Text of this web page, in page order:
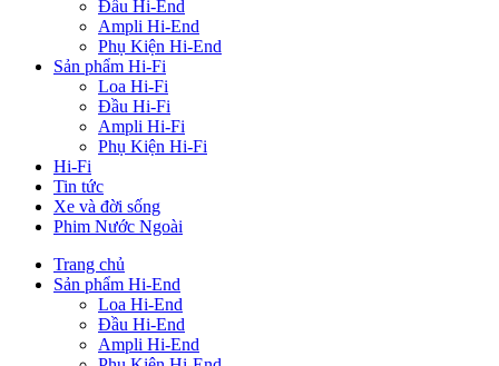
Đầu Hi-End
Ampli Hi-End
Phụ Kiện Hi-End
Sản phẩm Hi-Fi
Loa Hi-Fi
Đầu Hi-Fi
Ampli Hi-Fi
Phụ Kiện Hi-Fi
Hi-Fi
Tin tức
Xe và đời sống
Phim Nước Ngoài
Trang chủ
Sản phẩm Hi-End
Loa Hi-End
Đầu Hi-End
Ampli Hi-End